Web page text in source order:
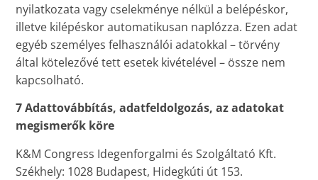
nyilatkozata vagy cselekménye nélkül a belépéskor,
illetve kilépéskor automatikusan naplózza. Ezen adat
egyéb személyes felhasználói adatokkal – törvény
által kötelezővé tett esetek kivételével – össze nem
kapcsolható.
7 Adattovábbítás, adatfeldolgozás, az adatokat
megismerők köre
K&M Congress Idegenforgalmi és Szolgáltató Kft.
Székhely: 1028 Budapest, Hidegkúti út 153.